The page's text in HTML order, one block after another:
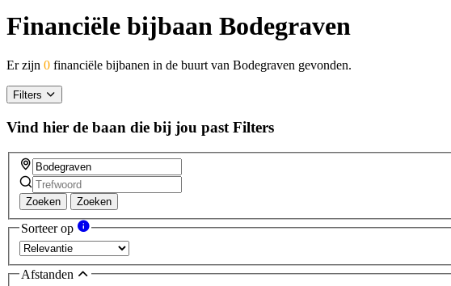
Financiële bijbaan Bodegraven
Er zijn 0 financiële bijbanen in de buurt van Bodegraven gevonden.
Filters
Vind hier de baan die bij jou past Filters
Zoeken Zoeken
Sorteer op
Afstanden